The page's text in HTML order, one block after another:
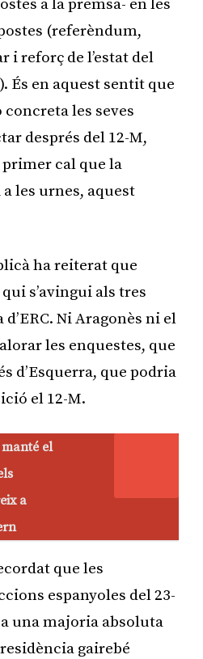
a la premsa- en les
(referèndum,
i reforç de l’estat del
És en aquest sentit que
concreta les seves
després del 12-M,
primer cal que la
les urnes, aquest
ha reiterat que
s’avingui als tres
Ni Aragonès ni el
les enquestes, que
d’Esquerra, que podria
el 12-M.
manté el
a
que les
espanyoles del 23-
a una majoria absoluta
gairebé